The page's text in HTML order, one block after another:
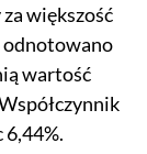
większość
odnotowano
wartość
6,44%.